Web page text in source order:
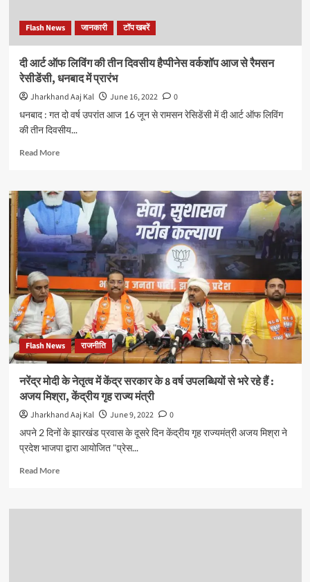
बहेगी
बयार,
दिखेगा
अद्भुत
संगम
:
संजीव
Flash News जानकारी टॉप खबरें
दी आर्ट ऑफ लिविंग की तीन दिवसीय हैप्पीनेस वर्कशॉप आज से रैमसन
रेसीडेंसी, धनबाद में प्रारंभ
Jharkhand Aaj Kal June 16, 2022
0
धनबाद : गत दो वर्ष उपरांत आज 16 जून से रामसन रेसिडेंसी में दी आर्ट ऑफ लिविंग
की तीन दिवसीय...
Read MoreRead
दी
आर्ट
ऑफ
लिविंग
की
तीन
दिवसीय
वर्कशॉप
आज
से
रैमसन
रेसीडेंसी,
धनबाद
में
प्रारंभ
Flash News राजनीति
नरेंद्र मोदी के नेतृत्व में केंद्र सरकार के 8 वर्ष उपलब्धियों से भरे रहे हैं :
अजय मिश्रा, केंद्रीय गृह राज्य मंत्री
Jharkhand Aaj Kal June 9, 2022
0
अपने 2 दिनों के झारखंड प्रवास के दूसरे दिन केंद्रीय गृह राज्यमंत्री अजय मिश्रा ने
प्रदेश भाजपा द्वारा आयोजित "प्रेस...
Read MoreRead
नरेंद्र